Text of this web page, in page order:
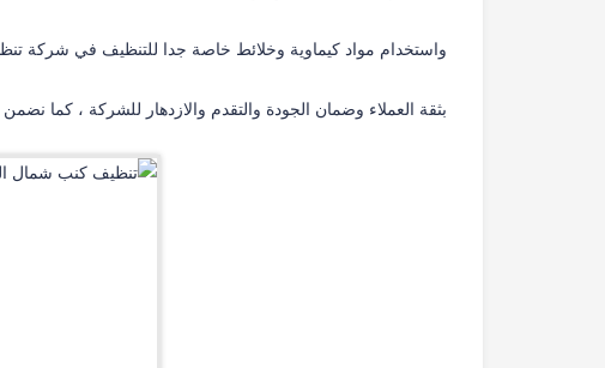
واستخدام مواد كيماوية وخلائط خاصة جدا للتنظيف في شركة
بثقة العملاء وضمان الجودة والتقدم والازدهار للشركة ، كما